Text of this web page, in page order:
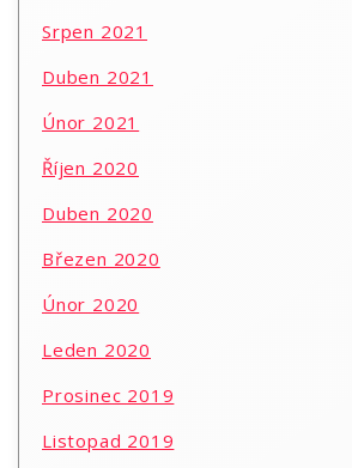
Srpen 2021
Duben 2021
Únor 2021
Říjen 2020
Duben 2020
Březen 2020
Únor 2020
Leden 2020
Prosinec 2019
Listopad 2019